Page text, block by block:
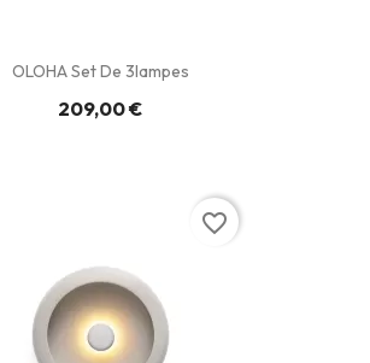
OLOHA Set De 3lampes
209,00 €
favorite_border